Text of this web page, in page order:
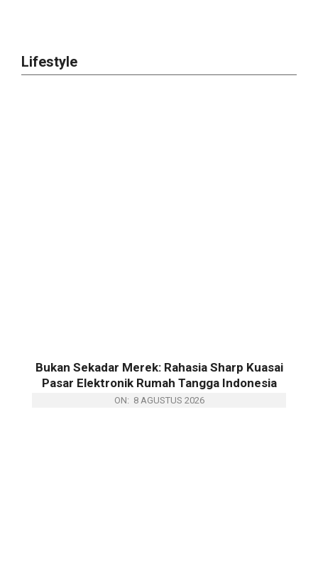
Lifestyle
Bukan Sekadar Merek: Rahasia Sharp Kuasai
Pasar Elektronik Rumah Tangga Indonesia
ON: 8 AGUSTUS 2026